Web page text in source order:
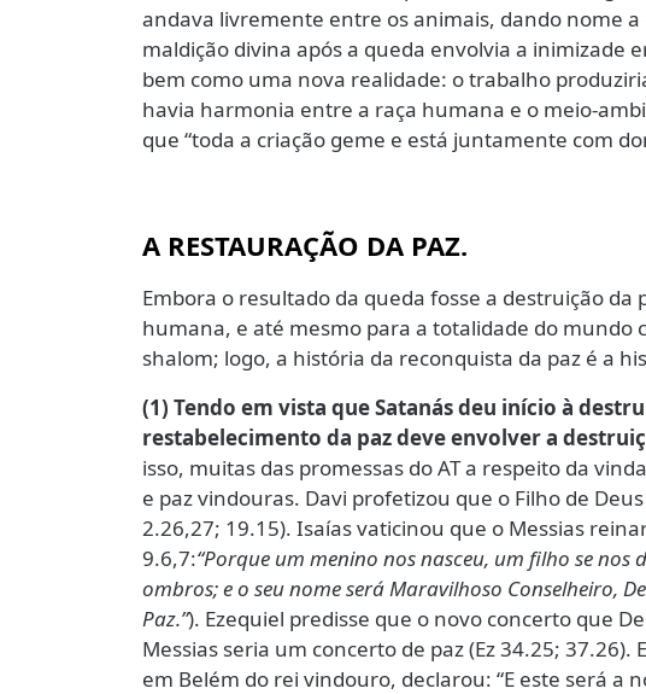
andava livremente entre os animais, dando nome a
maldição divina após a queda envolvia a inimizade
bem como uma nova realidade: o trabalho
havia harmonia entre a raça humana e o meio-
que “toda a criação geme e está juntamente com
A RESTAURAÇÃO DA PAZ.
Embora o resultado da queda fosse a destruição da
humana, e até mesmo para a totalidade do mundo
shalom; logo, a história da reconquista da paz é a
(1) Tendo em vista que Satanás deu início à
restabelecimento da paz deve envolver a
isso, muitas das promessas do AT a respeito da
e paz vindouras. Davi profetizou que o Filho de
2.26,27; 19.15). Isaías vaticinou que o Messias
9.6,7:“Porque um menino nos nasceu, um filho se nos
ombros; e o seu nome será Maravilhoso Conselheiro,
Paz.”). Ezequiel predisse que o novo concerto que
Messias seria um concerto de paz (Ez 34.25;
em Belém do rei vindouro, declarou: “E este será a